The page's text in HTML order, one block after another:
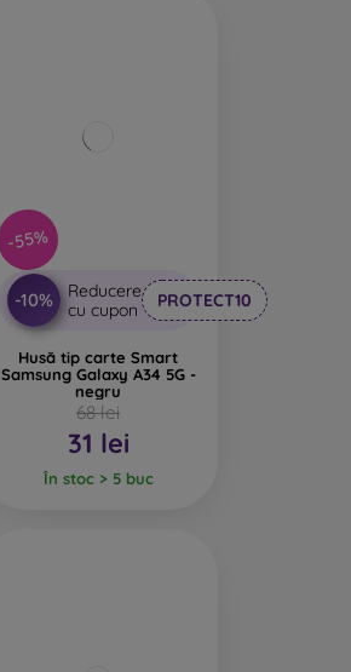
-55%
-10%
Reducere
cu cupon
PROTECT10
Husă tip carte Smart
Samsung Galaxy A34 5G -
negru
68 lei
31 lei
În stoc > 5 buc